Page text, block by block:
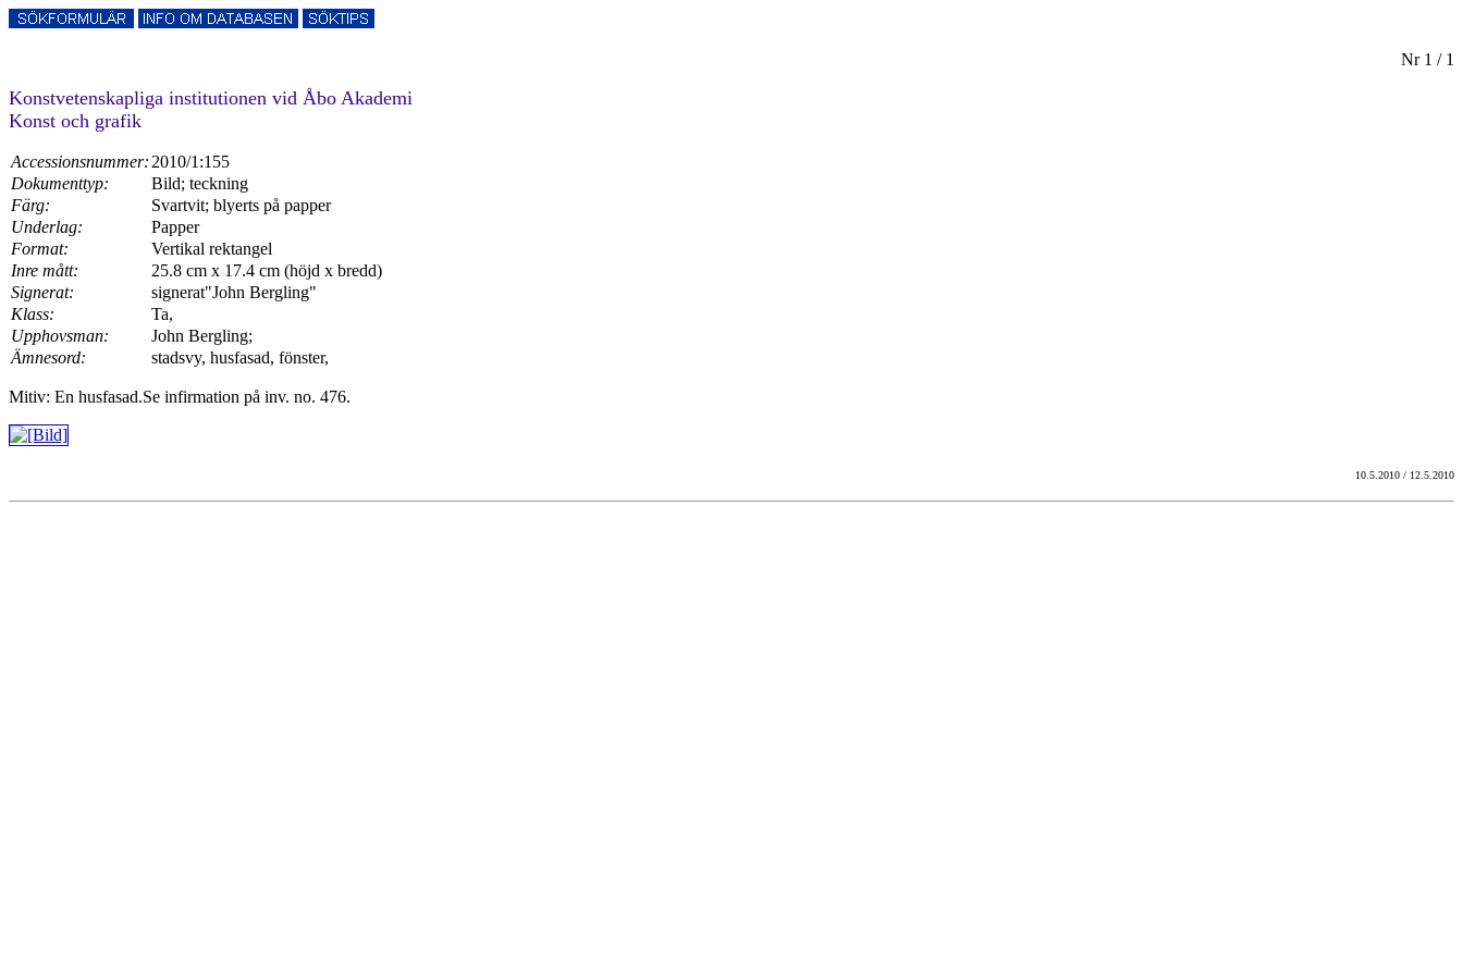
Nr 1 / 1
Konstvetenskapliga institutionen vid Åbo Akademi
Konst och grafik
Accessionsnummer: 2010/1:155
Dokumenttyp:
Bild; teckning
Färg:
Svartvit; blyerts på papper
Underlag:
Papper
Format:
Vertikal rektangel
Inre mått:
25.8 cm x 17.4 cm (höjd x bredd)
Signerat:
signerat"John Bergling"
Klass:
Ta,
Upphovsman:
John Bergling;
Ämnesord:
stadsvy, husfasad, fönster,
Mitiv: En husfasad.Se infirmation på inv. no. 476.
10.5.2010 / 12.5.2010